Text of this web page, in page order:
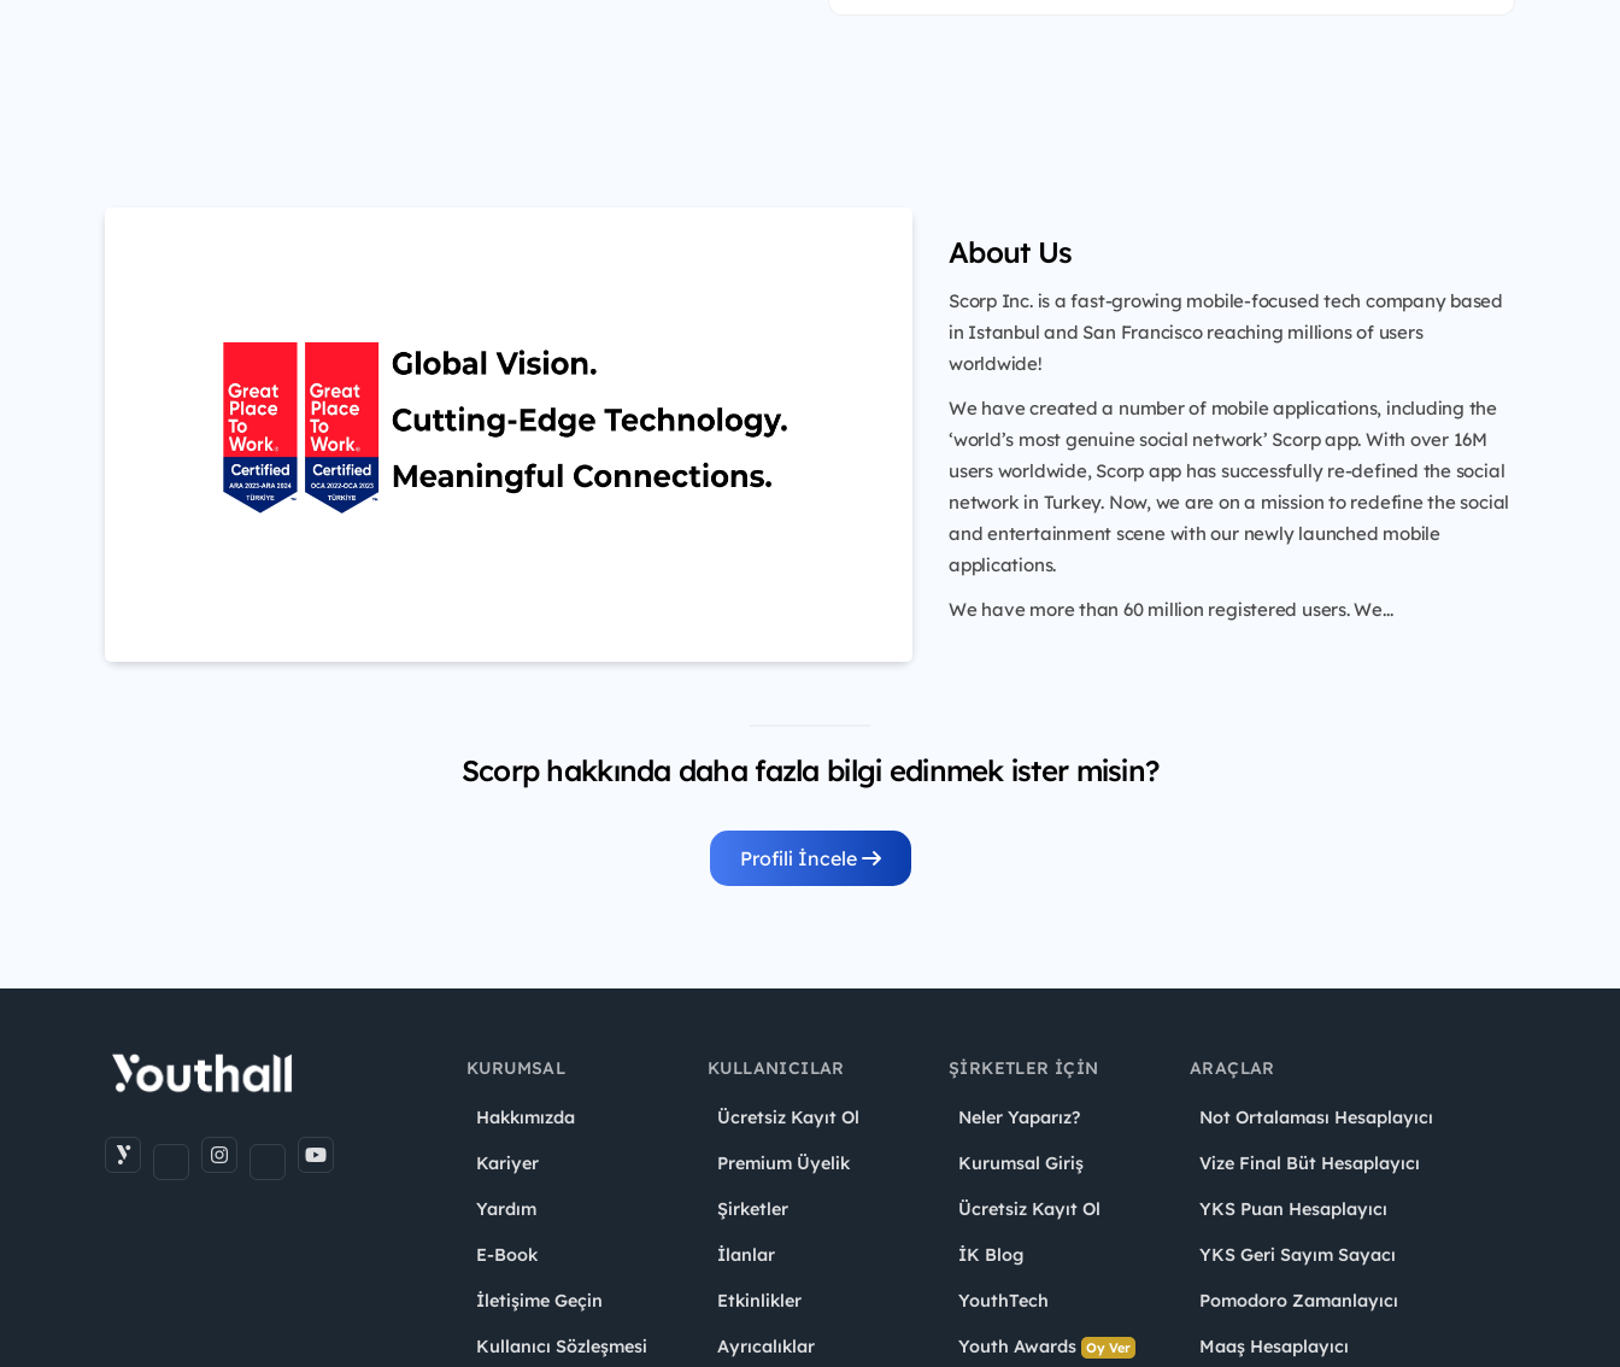
About Us
Scorp Inc. is a fast-growing mobile-focused tech company based
in Istanbul and San Francisco reaching millions of users
worldwide!
We have created a number of mobile applications, including the
‘world’s most genuine social network’ Scorp app. With over 16M
users worldwide, Scorp app has successfully re-defined the social
network in Turkey. Now, we are on a mission to redefine the social
and entertainment scene with our newly launched mobile
applications.
We have more than 60 million registered users. We...
Scorp hakkında daha fazla bilgi edinmek ister misin?
Profili İncele
KURUMSAL
Hakkımızda
Kariyer
Yardım
E-Book
İletişime Geçin
Kullanıcı Sözleşmesi
KULLANICILAR
Ücretsiz Kayıt Ol
Premium Üyelik
Şirketler
İlanlar
Etkinlikler
Ayrıcalıklar
ŞIRKETLER İÇIN
Neler Yaparız?
Kurumsal Giriş
Ücretsiz Kayıt Ol
İK Blog
YouthTech
Youth Awards Oy Ver
ARAÇLAR
Not Ortalaması Hesaplayıcı
Vize Final Büt Hesaplayıcı
YKS Puan Hesaplayıcı
YKS Geri Sayım Sayacı
Pomodoro Zamanlayıcı
Maaş Hesaplayıcı